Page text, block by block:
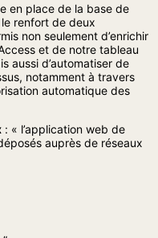
en place de la base de
renfort de deux
non seulement d’enrichir
et de notre tableau
aussi d’automatiser de
notamment à travers
automatique des
: « l’application web de
auprès de réseaux